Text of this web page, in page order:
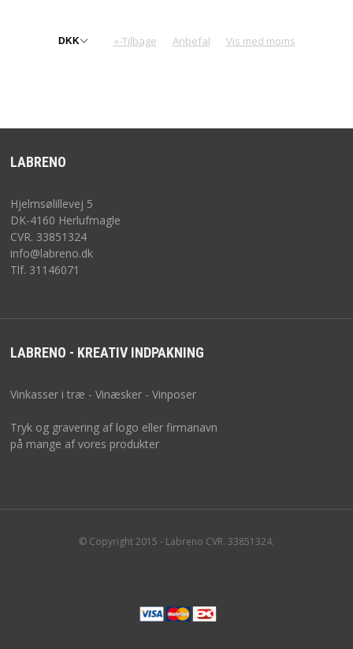
«-Tilbage Anbefal Vis med moms
LABRENO
Hjelmsølillevej 5
DK-4160 Herlufmagle
CVR. 33851324
info@labreno.dk
Tlf. 31146071
LABRENO - KREATIV INDPAKNING
Vinkasser i træ - Vinæsker - Vinposer
Tryk og gravering af logo eller firmanavn
på mange af vores produkter
© Copyright 2015 - Labreno CVR. 33851324.